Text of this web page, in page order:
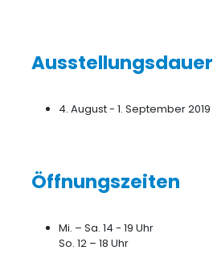
Ausstellungsdauer
4. August - 1. September 2019
Öffnungszeiten
Mi. – Sa. 14 - 19 Uhr
So. 12 – 18 Uhr